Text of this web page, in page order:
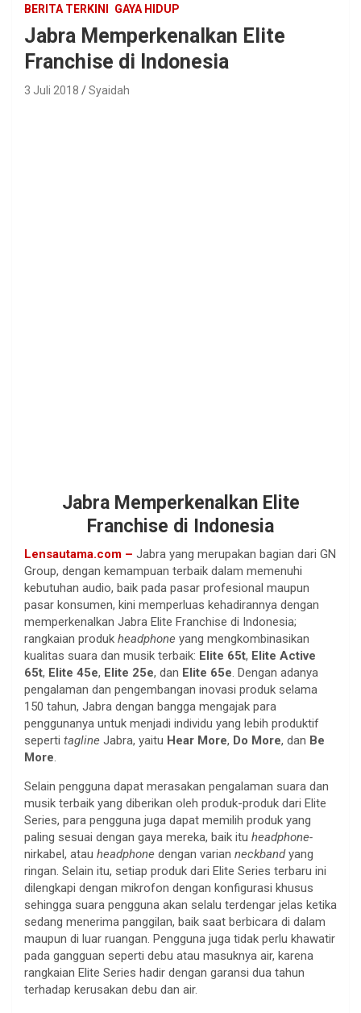
BERITA TERKINI GAYA HIDUP
Jabra Memperkenalkan Elite
Franchise di Indonesia
3 Juli 2018 Syaidah
Jabra Memperkenalkan Elite
Franchise di Indonesia
Lensautama.com – Jabra yang merupakan bagian dari GN
Group, dengan kemampuan terbaik dalam memenuhi
kebutuhan audio, baik pada pasar profesional maupun
pasar konsumen, kini memperluas kehadirannya dengan
memperkenalkan Jabra Elite Franchise di Indonesia;
rangkaian produk headphone yang mengkombinasikan
kualitas suara dan musik terbaik: Elite 65t, Elite Active
65t, Elite 45e, Elite 25e, dan Elite 65e. Dengan adanya
pengalaman dan pengembangan inovasi produk selama
150 tahun, Jabra dengan bangga mengajak para
penggunanya untuk menjadi individu yang lebih produktif
seperti tagline Jabra, yaitu Hear More, Do More, dan Be
More.
Selain pengguna dapat merasakan pengalaman suara dan
musik terbaik yang diberikan oleh produk-produk dari Elite
Series, para pengguna juga dapat memilih produk yang
paling sesuai dengan gaya mereka, baik itu headphone-
nirkabel, atau headphone dengan varian neckbandyang
ringan. Selain itu, setiap produk dari Elite Series terbaru ini
dilengkapi dengan mikrofon dengan konfigurasi khusus
sehingga suara pengguna akan selalu terdengar jelas ketika
sedang menerima panggilan, baik saat berbicara di dalam
maupun di luar ruangan. Pengguna juga tidak perlu khawatir
pada gangguan seperti debu atau masuknya air, karena
rangkaian Elite Series hadir dengan garansi dua tahun
terhadap kerusakan debu dan air.